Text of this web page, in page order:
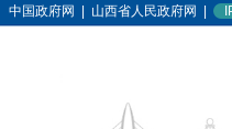
中国政府网 山西省人民政府网